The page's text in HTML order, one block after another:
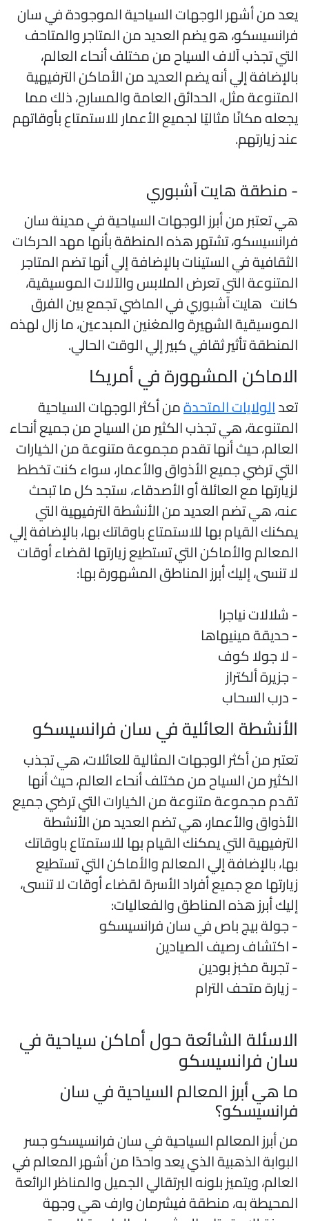
من أشهر الوجهات السياحية الموجودة في سان
هو يضم العديد من المتاجر والمتاحف
تجذب آلاف السياح من مختلف أنحاء العالم،
إلي أنه يضم العديد من الأماكن الترفيهية
مثل، الحدائق العامة والمسارح، ذلك مما
مكانًا مثاليًا لجميع الأعمار للاستمتاع بأوقاتهم
زيارتهم.
منطقة هايت آشبوري
تعتبر من أبرز الوجهات السياحية في مدينة سان
تشتهر هذه المنطقة بأنها مهد الحركات
في الستينات بالإضافة إلي أنها تضم المتاجر
التي تعرض الملابس والآلات الموسيقية،
هايت آشبوري في الماضي تجمع بين الفرق
الشهيرة والمغنين المبدعين، ما زال لهذه
تأثير ثقافي كبير إلي الوقت الحالي.
المشهورة في أمريكا
الولايات المتحدةمن أكثر الوجهات السياحية
هي تجذب الكثير من السياح من جميع أنحاء
حيث أنها تقدم مجموعة متنوعة من الخيارات
ترضي جميع الأذواق والأعمار، سواء كنت تخطط
مع العائلة أو الأصدقاء، ستجد كل ما تبحث
هي تضم العديد من الأنشطة الترفيهية التي
القيام بها للاستمتاع باوقاتك بها، بالإضافة إلي
والأماكن التي تستطيع زيارتها لقضاء أوقات
تنسى، إليك أبرز المناطق المشهورة بها:
نياجرا
حديقة مينيهاها
لا جولا كوف
ألكتراز
درب السحاب
العائلية في سان فرانسيسكو
من أكثر الوجهات المثالية للعائلات، هي تجذب
من السياح من مختلف أنحاء العالم، حيث أنها
مجموعة متنوعة من الخيارات التي ترضي جميع
والأعمار، هي تضم العديد من الأنشطة
التي يمكنك القيام بها للاستمتاع باوقاتك
بالإضافة إلي المعالم والأماكن التي تستطيع
مع جميع أفراد الأسرة لقضاء أوقات لا تنسى،
أبرز هذه المناطق والفعاليات:
جولة بيج باص في سان فرانسيسكو
اكتشاف رصيف الصيادين
مخبز بودين
متحف الترام
الشائعة حول أماكن سياحية في
فرانسيسكو
هي أبرز المعالم السياحية في سان
أبرز المعالم السياحية في سان فرانسيسكو جسر
الذهبية الذي يعد واحدًا من أشهر المعالم في
ويتميز بلونه البرتقالي الجميل والمناظر الرائعة
به، منطقة فيشرمان وارف هي وجهة